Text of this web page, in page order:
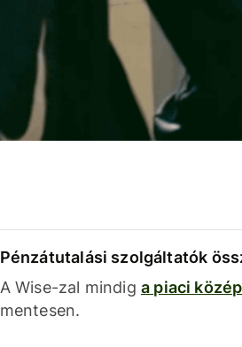
Pénzátutalási szolgáltatók
A Wise-zal mindig a piaci
mentesen.